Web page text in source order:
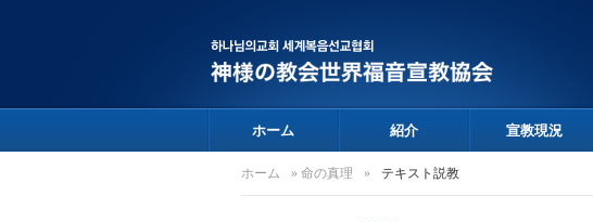
ホーム 紹介 宣教現況
ホーム » 命の真理 » テキスト説教